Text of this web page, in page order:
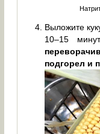
Выложите
10–15
подгорел и